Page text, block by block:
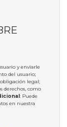
y enviarle
del usuario;
obligación legal;
derechos, como
: Puede
en nuestra